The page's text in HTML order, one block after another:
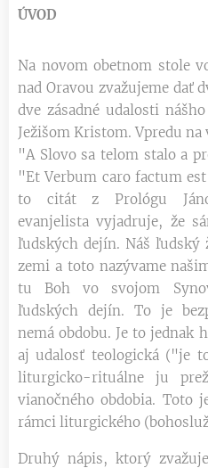
ÚVOD
Na novom obetnom stole
nad Oravou zvažujeme dať
dve zásadné udalosti
Ježišom Kristom. Vpredu
"A Slovo sa telom stalo a
"Et Verbum caro factum
to citát z Prológu
evanjelista vyjadruje, že
ľudských dejín. Náš ľudský
zemi a toto nazývame
tu Boh vo svojom
ľudských dejín. To je
nemá obdobu. Je to jednak
aj udalosť teologická ("je
liturgicko-rituálne ju
vianočného obdobia.
rámci liturgického
Druhý nápis, ktorý